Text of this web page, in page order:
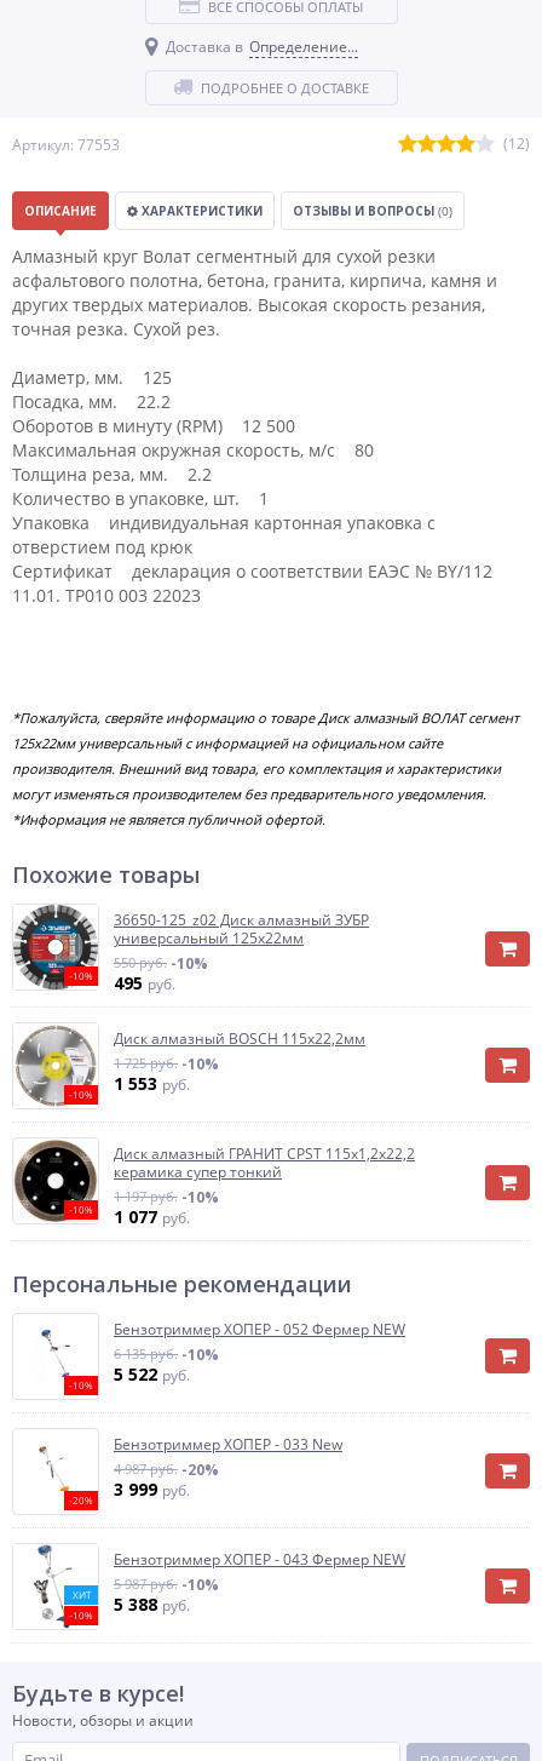
Артикул: 77553 (12)
ВСЕ СПОСОБЫ ОПЛАТЫ
Доставка в Определение...
ПОДРОБНЕЕ О ДОСТАВКЕ
ОПИСАНИЕ ХАРАКТЕРИСТИКИ ОТЗЫВЫ И ВОПРОСЫ (0)
Алмазный круг Волат сегментный для сухой резки
асфальтового полотна, бетона, гранита, кирпича, камня и
других твердых материалов. Высокая скорость резания,
точная резка. Сухой рез.
Диаметр, мм. 125
Посадка, мм. 22.2
Оборотов в минуту (RPM) 12 500
Максимальная окружная скорость, м/с 80
Толщина реза, мм. 2.2
Количество в упаковке, шт. 1
Упаковка индивидуальная картонная упаковка с
отверстием под крюк
Сертификат декларация о соответствии ЕАЭС № BY/112
11.01. ТР010 003 22023
*Пожалуйста, сверяйте информацию о товаре Диск алмазный ВОЛАТ сегмент
125х22мм универсальный с информацией на официальном сайте
производителя. Внешний вид товара, его комплектация и характеристики
могут изменяться производителем без предварительного уведомления.
*Информация не является публичной офертой.
Похожие товары
-10%
36650-125_z02 Диск алмазный ЗУБР
универсальный 125х22мм
550 руб. -10%
495 руб.
-10%
Диск алмазный BOSCH 115х22,2мм
1 725 руб. -10%
1 553 руб.
-10%
Диск алмазный ГРАНИТ CPST 115х1,2х22,2
керамика супер тонкий
1 197 руб. -10%
1 077 руб.
Персональные рекомендации
-10%
Бензотриммер ХОПЕР - 052 Фермер NEW
6 135 руб. -10%
5 522 руб.
-20%
Бензотриммер ХОПЕР - 033 New
4 987 руб. -20%
3 999 руб.
ХИТ
-10%
Бензотриммер ХОПЕР - 043 Фермер NEW
5 987 руб. -10%
5 388 руб.
Будьте в курсе!
Новости, обзоры и акции